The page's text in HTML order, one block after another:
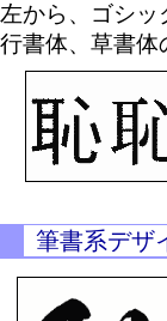
左から、ゴシッ
行書体、草書体
筆書系デザ